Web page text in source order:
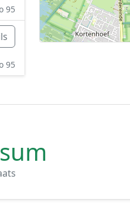
95
95